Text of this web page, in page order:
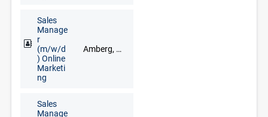
Sales
Manage
r
(m/w/d
) Online
Marketi
ng
Amberg, Cham, Neumarkt in der Oberpfalz, Regensburg, Schwandorf, Vohenstrauß, Weiden
Sales
Manage